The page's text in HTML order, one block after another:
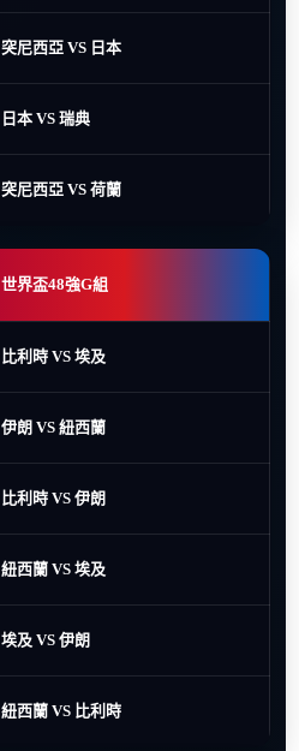
突尼西亞 VS 日本
日本 VS 瑞典
突尼西亞 VS 荷蘭
世界盃48強G組
比利時 VS 埃及
伊朗 VS 紐西蘭
比利時 VS 伊朗
紐西蘭 VS 埃及
埃及 VS 伊朗
紐西蘭 VS 比利時